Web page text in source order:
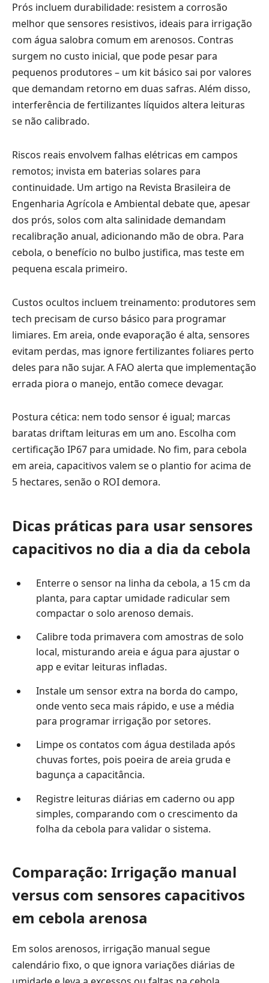
Prós incluem durabilidade: resistem a corrosão
melhor que sensores resistivos, ideais para irrigação
com água salobra comum em arenosos. Contras
surgem no custo inicial, que pode pesar para
pequenos produtores – um kit básico sai por valores
que demandam retorno em duas safras. Além disso,
interferência de fertilizantes líquidos altera leituras
se não calibrado.
Riscos reais envolvem falhas elétricas em campos
remotos; invista em baterias solares para
continuidade. Um artigo na Revista Brasileira de
Engenharia Agrícola e Ambiental debate que, apesar
dos prós, solos com alta salinidade demandam
recalibração anual, adicionando mão de obra. Para
cebola, o benefício no bulbo justifica, mas teste em
pequena escala primeiro.
Custos ocultos incluem treinamento: produtores sem
tech precisam de curso básico para programar
limiares. Em areia, onde evaporação é alta, sensores
evitam perdas, mas ignore fertilizantes foliares perto
deles para não sujar. A FAO alerta que implementação
errada piora o manejo, então comece devagar.
Postura cética: nem todo sensor é igual; marcas
baratas driftam leituras em um ano. Escolha com
certificação IP67 para umidade. No fim, para cebola
em areia, capacitivos valem se o plantio for acima de
5 hectares, senão o ROI demora.
Dicas práticas para usar sensores
capacitivos no dia a dia da cebola
Enterre o sensor na linha da cebola, a 15 cm da
planta, para captar umidade radicular sem
compactar o solo arenoso demais.
Calibre toda primavera com amostras de solo
local, misturando areia e água para ajustar o
app e evitar leituras infladas.
Instale um sensor extra na borda do campo,
onde vento seca mais rápido, e use a média
para programar irrigação por setores.
Limpe os contatos com água destilada após
chuvas fortes, pois poeira de areia gruda e
bagunça a capacitância.
Registre leituras diárias em caderno ou app
simples, comparando com o crescimento da
folha da cebola para validar o sistema.
Comparação: Irrigação manual
versus com sensores capacitivos
em cebola arenosa
Em solos arenosos, irrigação manual segue
calendário fixo, o que ignora variações diárias de